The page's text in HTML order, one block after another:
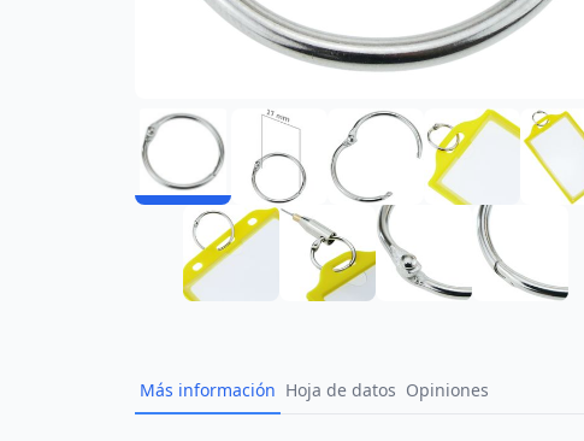
Más información Hoja de datos Opiniones